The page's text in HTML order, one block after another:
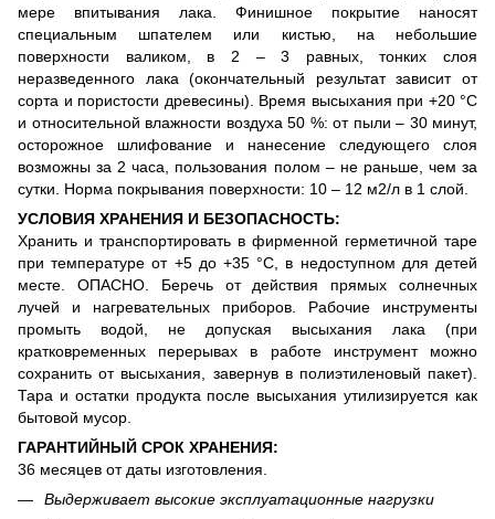
мере впитывания лака. Финишное покрытие наносят
специальным шпателем или кистью, на небольшие
поверхности валиком, в 2 – 3 равных, тонких слоя
неразведенного лака (окончательный результат зависит от
сорта и пористости древесины). Время высыхания при +20 °С
и относительной влажности воздуха 50 %: от пыли – 30 минут,
осторожное шлифование и нанесение следующего слоя
возможны за 2 часа, пользования полом – не раньше, чем за
сутки. Норма покрывания поверхности: 10 – 12 м2/л в 1 слой.
УСЛОВИЯ ХРАНЕНИЯ И БЕЗОПАСНОСТЬ:
Хранить и транспортировать в фирменной герметичной таре
при температуре от +5 до +35 °С, в недоступном для детей
месте. ОПАСНО. Беречь от действия прямых солнечных
лучей и нагревательных приборов. Рабочие инструменты
промыть водой, не допуская высыхания лака (при
кратковременных перерывах в работе инструмент можно
сохранить от высыхания, завернув в полиэтиленовый пакет).
Тара и остатки продукта после высыхания утилизируется как
бытовой мусор.
ГАРАНТИЙНЫЙ СРОК ХРАНЕНИЯ:
36 месяцев от даты изготовления.
Выдерживает высокие эксплуатационные нагрузки